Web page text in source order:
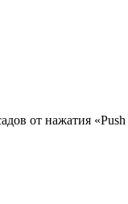
от нажатия «Push